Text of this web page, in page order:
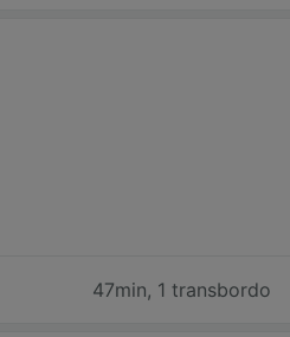
47min, 1 transbordo